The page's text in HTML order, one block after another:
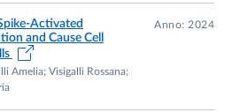
Activated
and Cause Cell
Amelia; Visigalli Rossana;
Anno: 2024